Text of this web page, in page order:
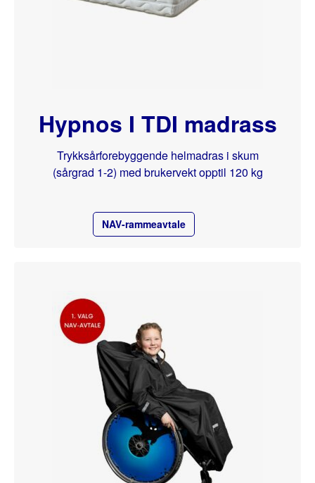
Hypnos I TDI madrass
NAV-rammeavtale
Trykksårforebyggende helmadras i skum
(sårgrad 1-2) med brukervekt opptil 120 kg